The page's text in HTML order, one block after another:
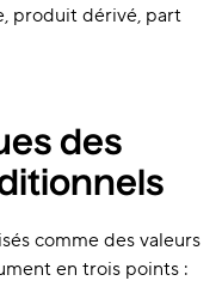
produit dérivé, part
des
comme des valeurs
en trois points :